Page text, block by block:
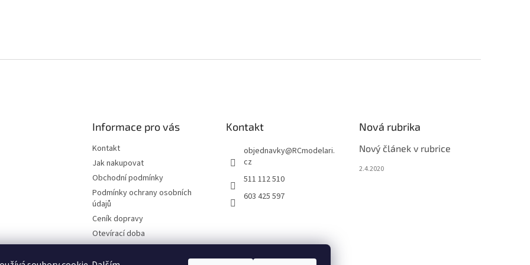
Informace pro vás
Kontakt
Jak nakupovat
Obchodní podmínky
Podmínky ochrany osobních
údajů
Ceník dopravy
Otevírací doba
Kontakt
objednavky@RCmodelari.
cz
511 112 510
603 425 597
Nová rubrika
Nový článek v rubrice
2.4.2020